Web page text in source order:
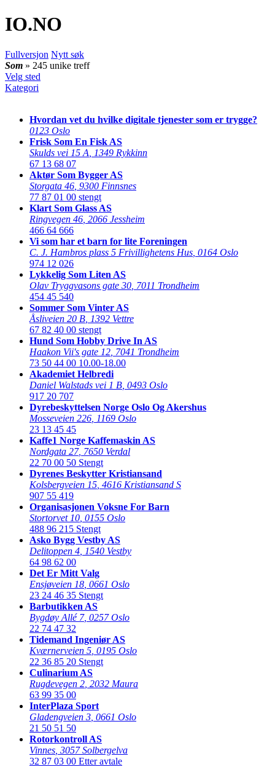
IO.NO
Fullversjon Nytt søk
Som » 245 unike treff
Velg sted
Kategori
Hvordan vet du hvilke digitale tjenester som er trygge?
0123 Oslo
Frisk Som En Fisk AS
Skulds vei 15 A
1349 Rykkinn
67 13 68 07
Aktør Som Bygger AS
Storgata 46 9300 Finnsnes
77 87 01 00 stengt
Klart Som Glass AS
Ringvegen 46 2066 Jessheim
466 64 666
Vi som har et barn for lite Foreningen
C. J. Hambros plass 5 Frivillighetens Hus 0164 Oslo
974 12 026
Lykkelig Som Liten AS
Olav Tryggvasons gate 30 7011 Trondheim
454 45 540
Sommer Som Vinter AS
Åsliveien 20 B 1392 Vettre
67 82 40 00 stengt
Hund Som Hobby Drive In AS
Haakon Vii's gate 12 7041 Trondheim
73 50 44 00 10.00-18.00
Akademiet Helbredi
Daniel Walstads vei 1 B 0493 Oslo
917 20 707
Dyrebeskyttelsen Norge Oslo Og Akershus
Mosseveien 226 1169 Oslo
23 13 45 45
Kaffe1 Norge Kaffemaskin AS
Nordgata 27, 7650 Verdal
22 70 00 50 Stengt
Dyrenes Beskytter Kristiansand
Kolsbergveien 15 4616 Kristiansand S
907 55 419
Organisasjonen Voksne For Barn
Stortorvet 10 0155 Oslo
488 96 215 Stengt
Asko Bygg Vestby AS
Delitoppen 4 1540 Vestby
64 98 62 00
Det Er Mitt Valg
Ensjøveien 18 0661 Oslo
23 24 46 35 Stengt
Barbutikken AS
Bygdøy Allé 7, 0257 Oslo
22 74 47 32
Tidemand Ingeniør AS
Kværnerveien 5 0195 Oslo
22 36 85 20 Stengt
Culinarium AS
Rugdevegen 2 2032 Maura
63 99 35 00
InterPlaza Sport
Gladengveien 3 0661 Oslo
21 50 51 50
Rotorkontroll AS
Vinnes 3057 Solbergelva
32 87 03 00 Etter avtale